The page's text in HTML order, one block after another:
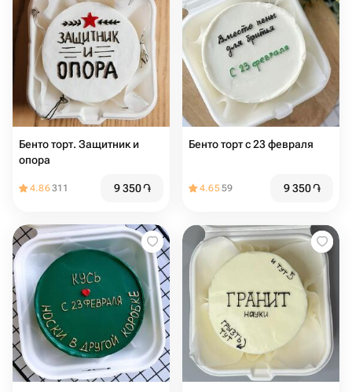
Бенто торт. Защитник и
опора
4.86311 9 350֏
Бенто торт с 23 февраля
4.6559 9 350֏